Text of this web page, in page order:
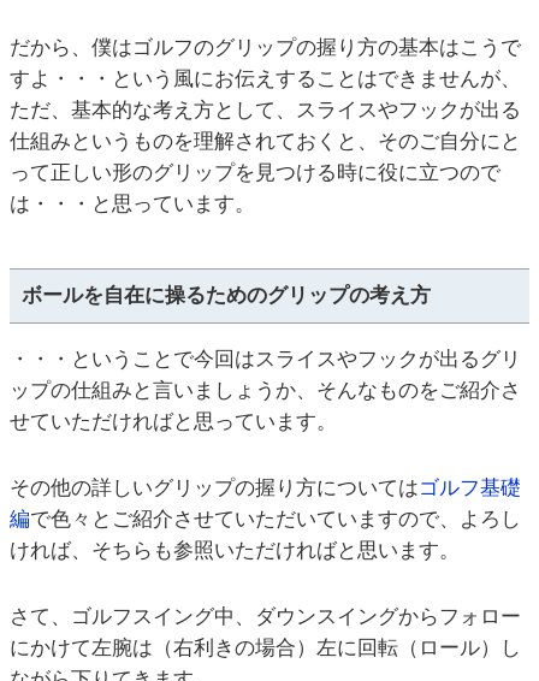
だから、僕はゴルフのグリップの握り方の基本はこうで
すよ・・・という風にお伝えすることはできませんが、
ただ、基本的な考え方として、スライスやフックが出る
仕組みというものを理解されておくと、そのご自分にと
って正しい形のグリップを見つける時に役に立つので
は・・・と思っています。
ボールを自在に操るためのグリップの考え方
・・・ということで今回はスライスやフックが出るグリ
ップの仕組みと言いましょうか、そんなものをご紹介さ
せていただければと思っています。
その他の詳しいグリップの握り方についてはゴルフ基礎
編で色々とご紹介させていただいていますので、よろし
ければ、そちらも参照いただければと思います。
さて、ゴルフスイング中、ダウンスイングからフォロー
にかけて左腕は（右利きの場合）左に回転（ロール）し